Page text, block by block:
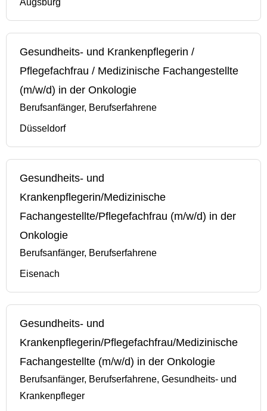
Augsburg
Gesundheits- und Krankenpflegerin /
Pflegefachfrau / Medizinische Fachangestellte
(m/w/d) in der Onkologie
Berufsanfänger, Berufserfahrene
Düsseldorf
Gesundheits- und
Krankenpflegerin/Medizinische
Fachangestellte/Pflegefachfrau (m/w/d) in der
Onkologie
Berufsanfänger, Berufserfahrene
Eisenach
Gesundheits- und
Krankenpflegerin/Pflegefachfrau/Medizinische
Fachangestellte (m/w/d) in der Onkologie
Berufsanfänger, Berufserfahrene, Gesundheits- und
Krankenpfleger